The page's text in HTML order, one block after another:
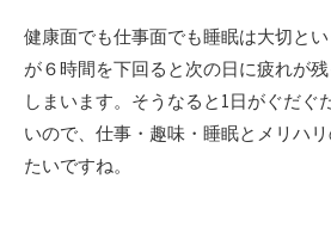
健康面でも仕事面でも睡眠は大切と
が６時間を下回ると次の日に疲れが
しまいます。そうなると1日がぐだぐ
いので、仕事・趣味・睡眠とメリハ
たいですね。